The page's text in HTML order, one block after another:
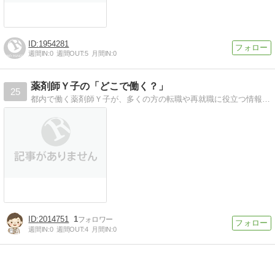
1954281
週間IN:0 週間OUT:5 月間IN:0
25
薬剤師Ｙ子の「どこで働く？」
2014751 1
週間IN:0 週間OUT:4 月間IN:0